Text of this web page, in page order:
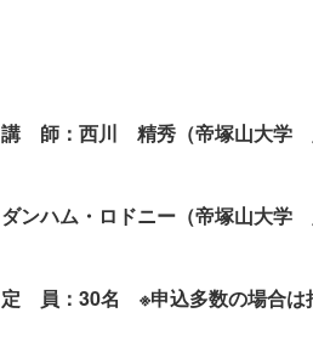
講 師：西川 精秀（帝塚山大学
ダンハム・ロドニー（帝塚山大学
定 員：30名 ※申込多数の場合は